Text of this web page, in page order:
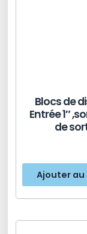
Blocs de
Entrée 1″
de
Ajouter